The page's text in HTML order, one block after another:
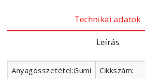
Technikai adatok
Leírás
Anyagösszetétel:Gumi Cikkszám: